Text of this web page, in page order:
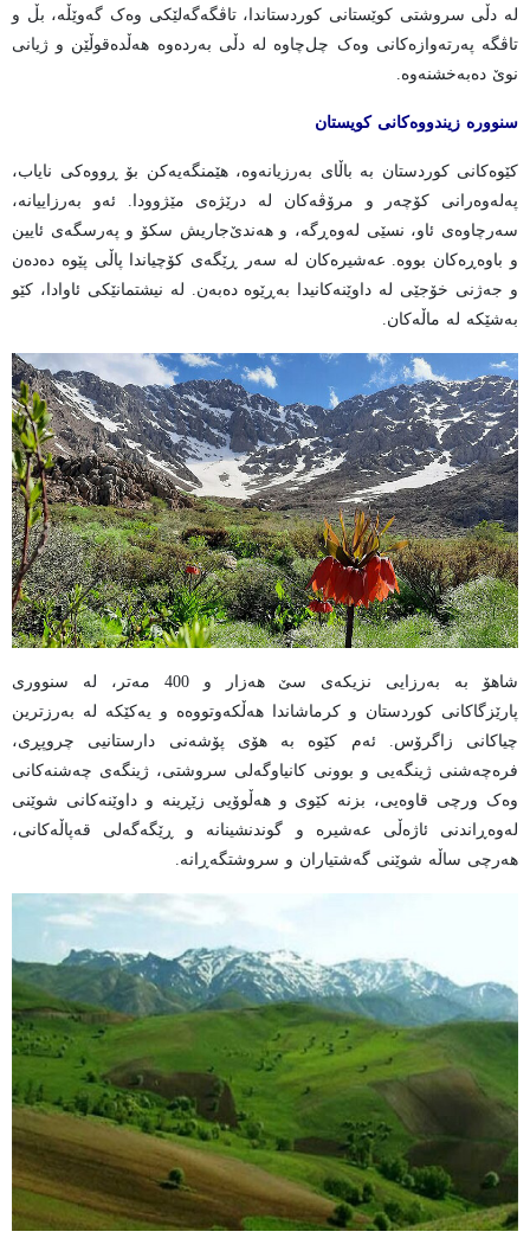
لە دڵی سروشتی کوێستانی کوردستاندا، تاڤگەگەلێکی وەک گەوێڵە، بڵ و
تاڤگە پەرتەوازەکانی وەک چل‌چاوە لە دڵی بەردەوە هەڵدەقوڵێن و ژیانی
نوێ دەبەخشنەوە.
سنوورە زیندووەکانی کویستان
کێوەکانی کوردستان بە باڵای بەرزیانەوە، هێمنگەیەکن بۆ ڕووەکی نایاب،
پەلەوەرانی کۆچەر و مرۆڤەکان لە درێژەی مێژوودا. ئەو بەرزاییانە،
سەرچاوەی ئاو، نسێی لەوەڕگە، و هەندێ‌جاریش سکۆ و پەرسگەی ئایین
و باوەڕەکان بووە. عەشیرەکان لە سەر ڕێگەی کۆچیاندا پاڵی پێوە دەدەن
و جەژنی خۆجێی لە داوێنەکانیدا بەڕێوە دەبەن. لە نیشتمانێکی ئاوادا، کێو
بەشێکە لە ماڵەکان.
شاهۆ بە بەرزایی نزیکەی سێ هەزار و 400 مەتر، لە سنووری
پارێزگاکانی کوردستان و کرماشاندا هەڵکەوتووەە و یەکێکە لە بەرزترین
چیاکانی زاگرۆس. ئەم کێوە بە هۆی پۆشەنی دارستانیی چروپڕی،
فرەچەشنی ژینگەیی و بوونی کانیاوگەلی سروشتی، ژینگەی چەشنەکانی
وەک ورچی قاوەیی، بزنە کێوی و هەڵوۆیی زێڕینە و داوێنەکانی شوێنی
لەوەڕاندنی ئاژەڵی عەشیرە و گوندنشینانە و ڕێگەگەلی قەپاڵەکانی،
هەرچی ساڵە شوێنی گەشتیاران و سروشتگەڕانە.